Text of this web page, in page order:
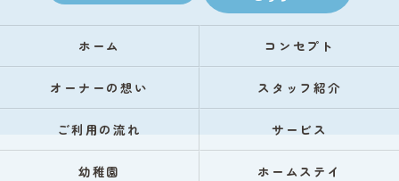
ホーム コンセプト
オーナーの想い スタッフ紹介
ご利用の流れ サービス
幼稚園 ホームステイ